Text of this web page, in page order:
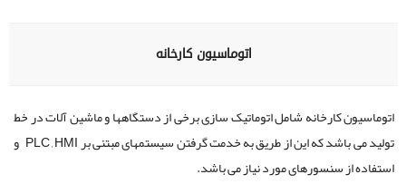
اتوماسیون کارخانه
اتوماسیون کارخانه شامل اتوماتیک سازی برخی از دستگاهها و ماشین آلات در خط
تولید می باشد که این از طریق به خدمت گرفتن سیستمهای مبتنی بر PLC , HMI و
استفاده از سنسورهای مورد نیاز می باشد.